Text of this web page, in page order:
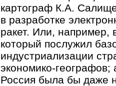
картограф К.А.
в разработке
ракет. Или,
который послужил
индустриализации
экономико-
Россия была бы даже